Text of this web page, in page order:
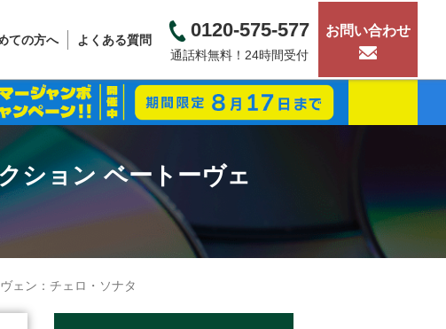
ての方へ よくある質問 0120-575-577
通話料無料！24時間受付
お問い合わせ
ション ベートーヴェ
ェン：チェロ・ソナタ